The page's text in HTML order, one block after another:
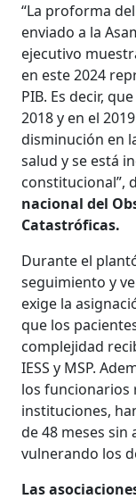
“La proforma
enviado a la
ejecutivo
en este 2024
PIB. Es decir,
2018 y en el
disminución en
salud y se está
constitucional”,
nacional del
Catastróficas.
Durante el
seguimiento y
exige la
que los
complejidad
IESS y MSP.
los funcionarios
instituciones,
de 48 meses
vulnerando los
Las